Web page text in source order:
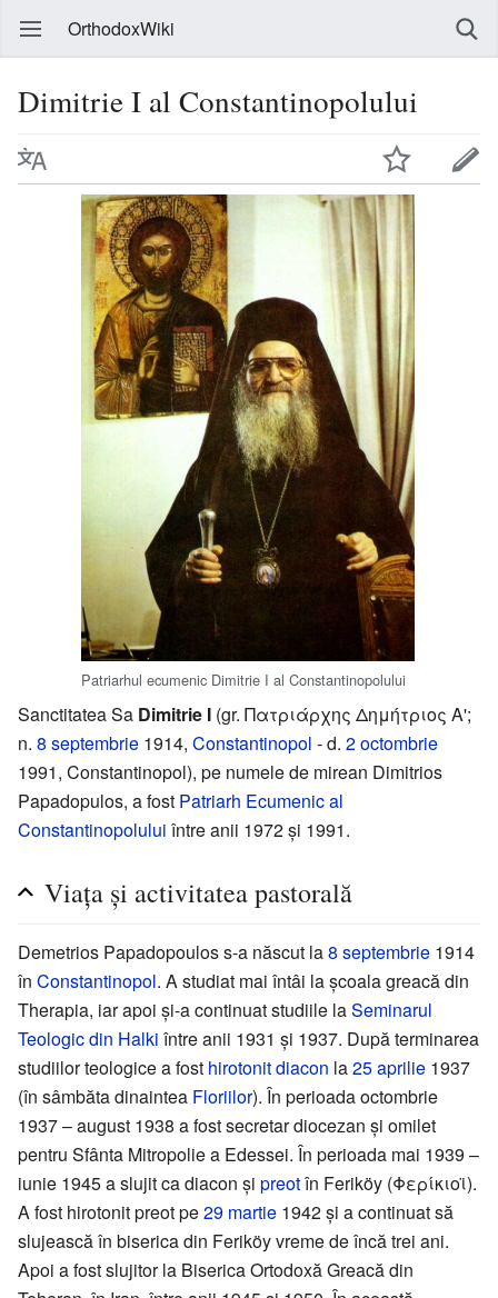
OrthodoxWiki
Dimitrie I al Constantinopolului
Patriarhul ecumenic Dimitrie I al Constantinopolului
Sanctitatea Sa Dimitrie I (gr. Πατριάρχης Δημήτριος Α';
n. 8 septembrie 1914, Constantinopol - d. 2 octombrie
1991, Constantinopol), pe numele de mirean Dimitrios
Papadopulos, a fost Patriarh Ecumenic al
Constantinopolului între anii 1972 și 1991.
Viața și activitatea pastorală
Demetrios Papadopoulos s-a născut la8 septembrie 1914
în Constantinopol. A studiat mai întâi la școala greacă din
Therapia, iar apoi și-a continuat studiile laSeminarul
Teologic din Halki între anii 1931 și 1937. După terminarea
studiilor teologice a fost hirotonitdiacon la25 aprilie 1937
(în sâmbăta dinaintea Floriilor). În perioada octombrie
1937 – august 1938 a fost secretar diocezan și omilet
pentru Sfânta Mitropolie a Edessei. În perioada mai 1939 –
iunie 1945 a slujit ca diacon și preotîn Feriköy (Φερίκιοϊ).
A fost hirotonit preot pe29 martie 1942 și a continuat să
slujească în biserica din Feriköy vreme de încă trei ani.
Apoi a fost slujitor la Biserica Ortodoxă Greacă din